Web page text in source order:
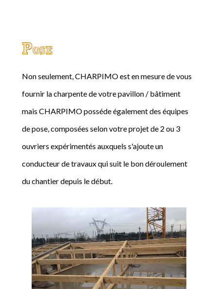
Pose
Non seulement, CHARPIMO est en mesure de vous
fournir la charpente de votre pavillon / bâtiment
mais CHARPIMO posséde également des équipes
de pose, composées selon votre projet de 2 ou 3
ouvriers expérimentés auxquels s'ajoute un
conducteur de travaux qui suit le bon déroulement
du chantier depuis le début.